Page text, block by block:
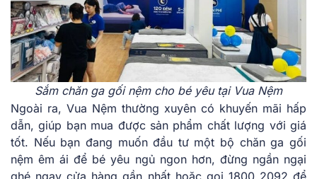
Sắm chăn ga gối nệm cho bé yêu tại Vua Nệm
Ngoài ra, Vua Nệm thường xuyên có khuyến mãi hấp
dẫn, giúp bạn mua được sản phẩm chất lượng với giá
tốt. Nếu bạn đang muốn đầu tư một bộ chăn ga gối
nệm êm ái để bé yêu ngủ ngon hơn, đừng ngần ngại
ghé ngay cửa hàng gần nhất hoặc gọi 1800 2092 để